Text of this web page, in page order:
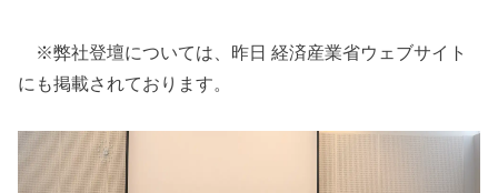
※弊社登壇については、昨日 経済産業省ウェブサイト
にも掲載されております。